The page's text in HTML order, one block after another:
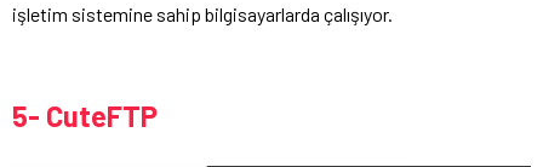
işletim sistemine sahip bilgisayarlarda çalışıyor.
5- CuteFTP